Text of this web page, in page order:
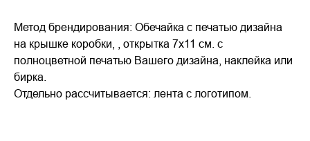
Метод брендирования: Обечайка с печатью дизайна
на крышке коробки, , открытка 7х11 см. с
полноцветной печатью Вашего дизайна, наклейка или
бирка.
Отдельно рассчитывается: лента с логотипом.